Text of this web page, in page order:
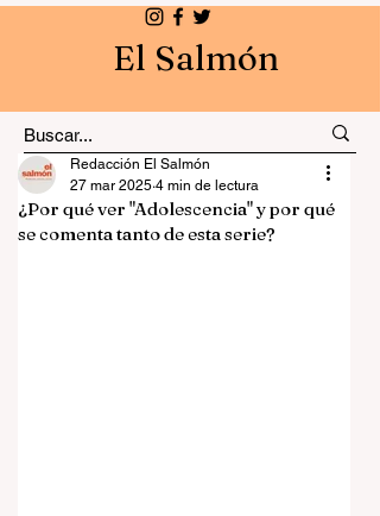
El Salmón
¿Por qué ver "Adolescencia" y por qué
se comenta tanto de esta serie?
Redacción El Salmón
27 mar 2025 4 min de lectura